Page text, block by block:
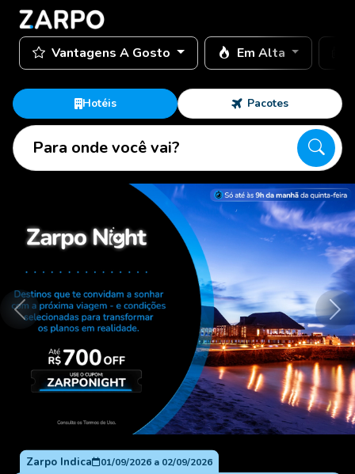
Vantagens A Gosto Em Alta
Hotéis Pacotes
Para onde você vai?
Anterior
Zarpo Indica 01/09/2026a 02/09/2026